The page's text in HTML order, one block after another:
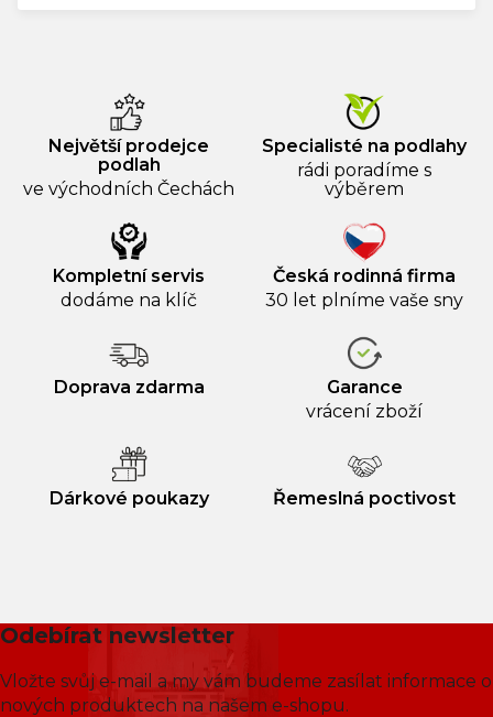
Největší prodejce
podlah
ve východních Čechách
Specialisté na podlahy
rádi poradíme s
výběrem
Kompletní servis
dodáme na klíč
Česká rodinná firma
30 let plníme vaše sny
Doprava zdarma
Garance
vrácení zboží
Dárkové poukazy Řemeslná poctivost
Odebírat newsletter
Vložte svůj e-mail a my vám budeme zasílat informace o
nových produktech na našem e-shopu.